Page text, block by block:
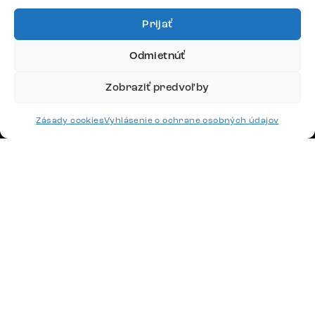
Prijať
Odmietnúť
Zobraziť predvoľby
Zásady cookiesVyhlásenie o ochrane osobných údajov
DÔLEŽITÉ ODKAZY
+420 770 313 313